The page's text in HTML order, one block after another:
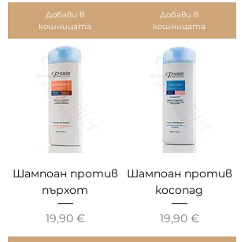
Добави в
кошницата
Добави в
кошницата
Шампоан против
пърхот
Цена
19,90 €
Шампоан против
косопад
Цена
19,90 €